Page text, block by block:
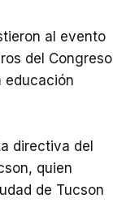
al evento
del Congreso
educación
directiva del
quien
de Tucson